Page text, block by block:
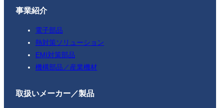
事業紹介
電子部品
熱対策ソリューション
EMI対策部品
機構部品／産業機材
取扱いメーカー／製品